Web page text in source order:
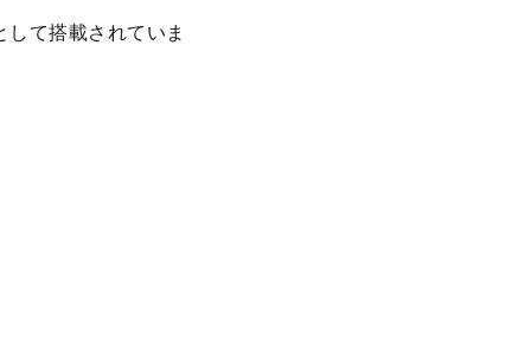
て搭載されていま